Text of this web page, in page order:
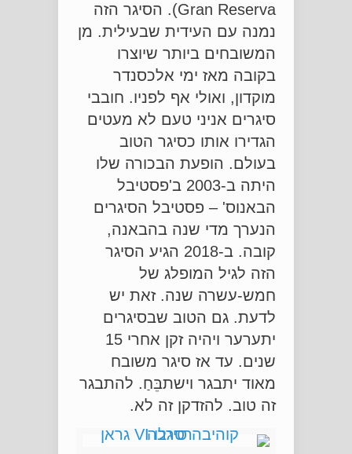
Gran Reserva). הסיגר הזה
נמנה עם העידית שבעילית. מן
המשובחים ביותר שיוצרו
בקובה מאז ימי אלכסנדר
מוקדון, ואולי אף לפניו. חובבי
סיגרים אניני טעם לא מעטים
הגדירו אותו כסיגר הטוב
בעולם. הופעת הבכורה שלו
היתה ב-2003 ב'פסטיבל
הבאנוס' – פסטיבל הסיגרים
הנערך מדי שנה בהבאנה,
קובה. ב-2018 הגיע הסיגר
הזה לגיל המופלג של
חמש-עשרה שנה. זאת יש
לדעת. גם הטוב שבסיגרים
יתערער ויהיה זקן אחרי 15
שנים. עד אז סיגר משובח
מאוד יתבגר וישתבֵּחַ. להתבגר
זה טוב. להזדקן זה לא.